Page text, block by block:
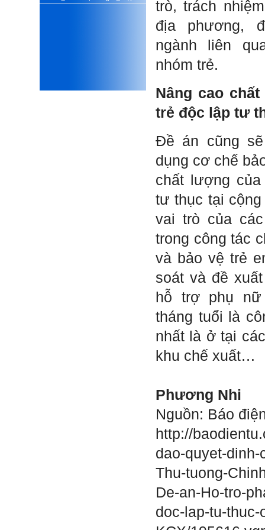
xấu, do không cẩn thận khi
Được gia đình hỗ trợ, có sức
trò, trách
địa phương,
ngành liên
nhóm trẻ.
Nâng cao
trẻ độc lập tư
Đề án cũng
dụng cơ chế
chất lượng
tư thục tại
vai trò của
trong công tác
và bảo vệ trẻ
soát và đề
hỗ trợ phụ
tháng tuổi là
nhất là ở tại
khu chế xuất…
Phương Nhi
Nguồn: Báo
http://
dao-quyet-
Thu-tuong-
De-an-Ho-tro-
doc-lap-tu-thuc-